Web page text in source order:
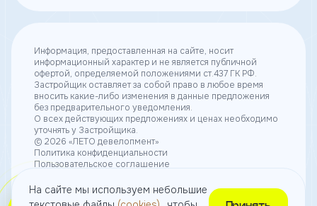
Информация, предоставленная на сайте, носит
информационный характер и не является публичной
офертой, определяемой положениями ст.437 ГК РФ.
Застройщик оставляет за собой право в любое время
вносить какие-либо изменения в данные предложения
без предварительного уведомления.
О всех действующих предложениях и ценах необходимо
уточнять у Застройщика.
© 2026 «ЛЕТО девелопмент»
Политика конфиденциальности
Пользовательское соглашение
Согласие на использование небольших текстовых
файлов (cookies)
На сайте мы используем небольшие